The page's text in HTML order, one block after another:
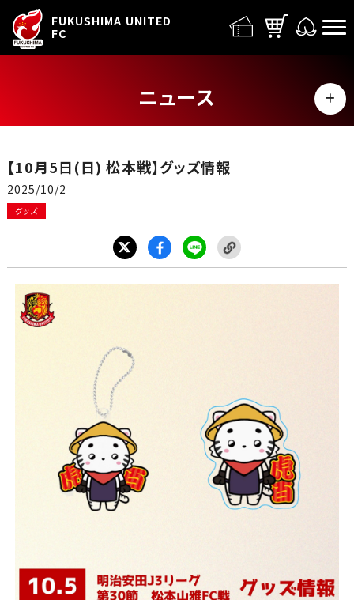
FUKUSHIMA UNITED
FC
ニュース
MENU
イベント
NPO
【10月5日(日) 松本戦】グッズ情報
2025/10/2
グッズ